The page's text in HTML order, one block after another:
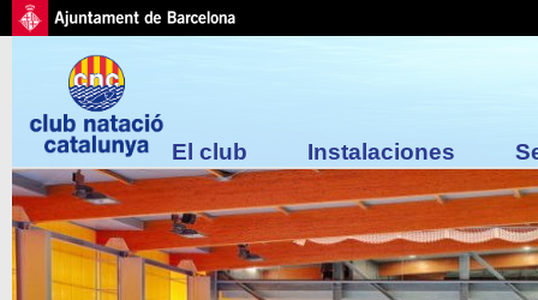
El club Instalaciones